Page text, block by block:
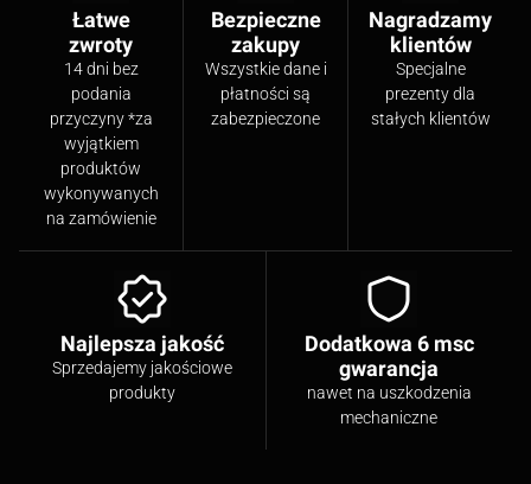
Łatwe
zwroty
14 dni bez
podania
przyczyny *za
wyjątkiem
produktów
wykonywanych
na zamówienie
Bezpieczne
zakupy
Wszystkie dane i
płatności są
zabezpieczone
Nagradzamy
klientów
Specjalne
prezenty dla
stałych klientów
Najlepsza jakość
Sprzedajemy jakościowe
produkty
Dodatkowa 6 msc
gwarancja
nawet na uszkodzenia
mechaniczne